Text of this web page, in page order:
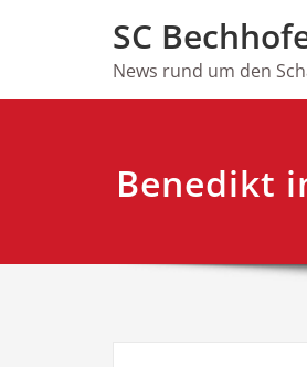
SC
News rund um den
Benedikt